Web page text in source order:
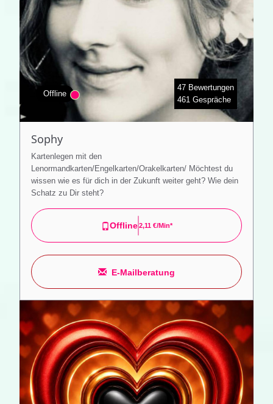
Offline
47 Bewertungen
461 Gespräche
Sophy
Kartenlegen mit den
Lenormandkarten/Engelkarten/Orakelkarten/ Möchtest du
wissen wie es für dich in der Zukunft weiter geht? Wie dein
Schatz zu Dir steht?
Offline 2,11 €/min*
E-Mailberatung